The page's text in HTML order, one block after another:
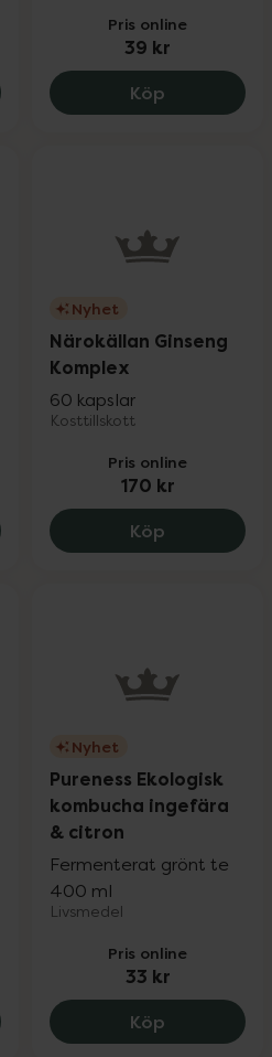
C21 Carbo Gel Mango,
Pris online
39 kr
Köp Enervit
Isocarb 2:1 citron, 199
Nyhet
Närokällan Ginseng
Komplex
60 kapslar
Kosttillskott
Pris online
170 kr
Köp Närokällan
Baby wipes 1x48 Single
Nyhet
Pureness Ekologisk
kombucha ingefära
& citron
Fermenterat grönt te
400 ml
Livsmedel
Pris online
33 kr
Köp Pureness